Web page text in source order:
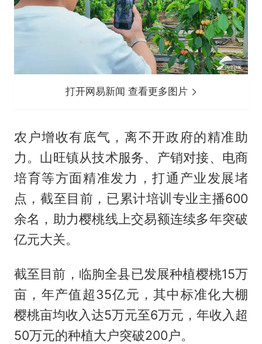
打开网易新闻 查看更多图片
农户增收有底气，离不开政府的精准助
力。山旺镇从技术服务、产销对接、电商
培育等方面精准发力，打通产业发展堵
点，截至目前，已累计培训专业主播600
余名，助力樱桃线上交易额连续多年突破
亿元大关。
截至目前，临朐全县已发展种植樱桃15万
亩，年产值超35亿元，其中标准化大棚
樱桃亩均收入达5万元至6万元，年收入超
50万元的种植大户突破200户。